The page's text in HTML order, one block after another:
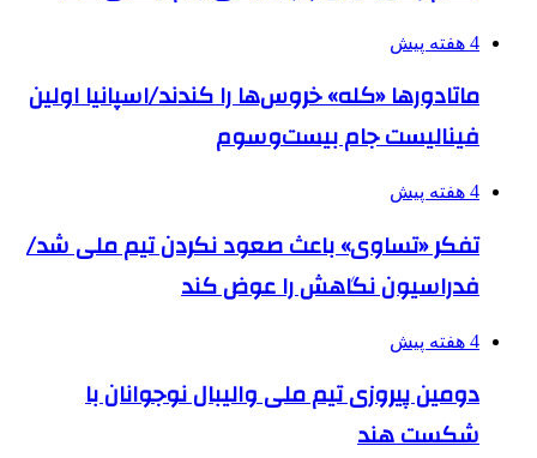
4 هفته پیش
ماتادورها «کله» خروس‌ها را کندند/اسپانیا اولین
فینالیست جام بیست‌وسوم
4 هفته پیش
تفکر «تساوی» باعث صعود نکردن تیم ملی شد/
فدراسیون نگاهش را عوض کند
4 هفته پیش
دومین پیروزی تیم ملی والیبال نوجوانان با
شکست هند